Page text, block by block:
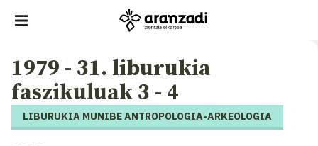
1979 - 31. liburukia
faszikuluak 3 - 4
LIBURUKIA MUNIBE ANTROPOLOGIA-ARKEOLOGIA